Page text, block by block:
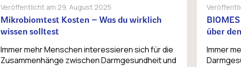
Veröffentlicht am 29. August 2025
Mikrobiomtest Kosten – Was du wirklich
wissen solltest
Immer mehr Menschen interessieren sich für die
Zusammenhänge zwischen Darmgesundheit und
über
Immer